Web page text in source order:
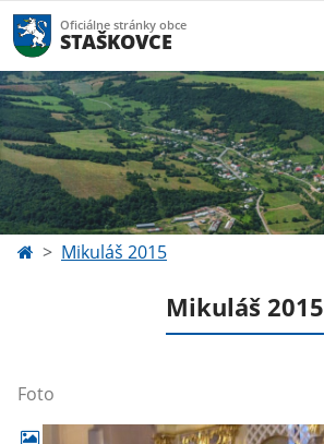
Oficiálne stránky obce
STAŠKOVCE
Mikuláš 2015
Mikuláš 2015
Foto